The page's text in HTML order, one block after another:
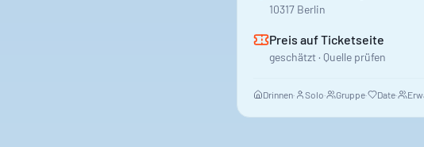
10317 Berlin
Preis auf Ticketseite
geschätzt · Quelle prüfen
Drinnen· Solo· Gruppe· Date·